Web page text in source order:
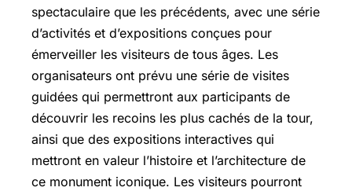
spectaculaire que les précédents, avec une série
d’activités et d’expositions conçues pour
émerveiller les visiteurs de tous âges. Les
organisateurs ont prévu une série de visites
guidées qui permettront aux participants de
découvrir les recoins les plus cachés de la tour,
ainsi que des expositions interactives qui
mettront en valeur l’histoire et l’architecture de
ce monument iconique. Les visiteurs pourront